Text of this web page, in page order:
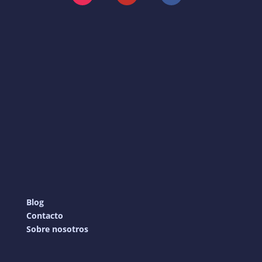
Instagram YouTube Facebook
Blog
Contacto
Sobre nosotros